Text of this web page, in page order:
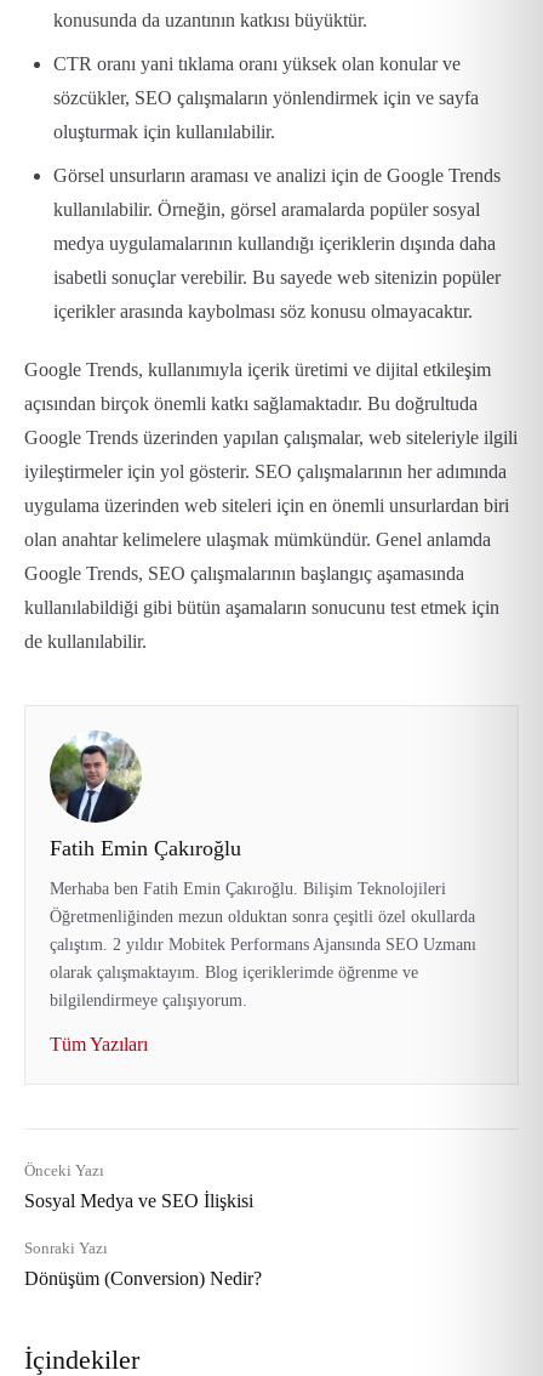
konusunda da uzantının katkısı büyüktür.
CTR oranı yani tıklama oranı yüksek olan konular ve
sözcükler, SEO çalışmaların yönlendirmek için ve sayfa
oluşturmak için kullanılabilir.
Görsel unsurların araması ve analizi için de Google Trends
kullanılabilir. Örneğin, görsel aramalarda popüler sosyal
medya uygulamalarının kullandığı içeriklerin dışında daha
isabetli sonuçlar verebilir. Bu sayede web sitenizin popüler
içerikler arasında kaybolması söz konusu olmayacaktır.
Google Trends, kullanımıyla içerik üretimi ve dijital etkileşim
açısından birçok önemli katkı sağlamaktadır. Bu doğrultuda
Google Trends üzerinden yapılan çalışmalar, web siteleriyle ilgili
iyileştirmeler için yol gösterir. SEO çalışmalarının her adımında
uygulama üzerinden web siteleri için en önemli unsurlardan biri
olan anahtar kelimelere ulaşmak mümkündür. Genel anlamda
Google Trends, SEO çalışmalarının başlangıç aşamasında
kullanılabildiği gibi bütün aşamaların sonucunu test etmek için
de kullanılabilir.
Fatih Emin Çakıroğlu
Merhaba ben Fatih Emin Çakıroğlu. Bilişim Teknolojileri
Öğretmenliğinden mezun olduktan sonra çeşitli özel okullarda
çalıştım. 2 yıldır Mobitek Performans Ajansında SEO Uzmanı
olarak çalışmaktayım. Blog içeriklerimde öğrenme ve
bilgilendirmeye çalışıyorum.
Tüm Yazıları
Önceki Yazı
Sosyal Medya ve SEO İlişkisi
Sonraki Yazı
Dönüşüm (Conversion) Nedir?
İçindekiler